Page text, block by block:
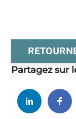
Partagez sur